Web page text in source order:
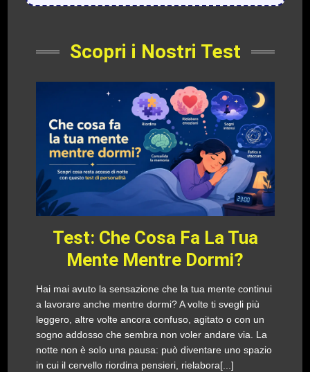
Scopri i Nostri Test
Test: Che Cosa Fa La Tua
Mente Mentre Dormi?
Hai mai avuto la sensazione che la tua mente continui
a lavorare anche mentre dormi? A volte ti svegli più
leggero, altre volte ancora confuso, agitato o con un
sogno addosso che sembra non voler andare via. La
notte non è solo una pausa: può diventare uno spazio
in cui il cervello riordina pensieri, rielabora[...]